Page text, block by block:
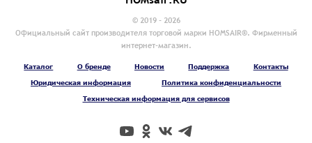
© 2019 - 2026
Официальный сайт производителя торговой марки HOMSAIR®. Фирменный
интернет-магазин.
Каталог О бренде Новости Поддержка
Контакты
Юридическая информация
Политика конфиденциальности
Техническая информация для сервисов